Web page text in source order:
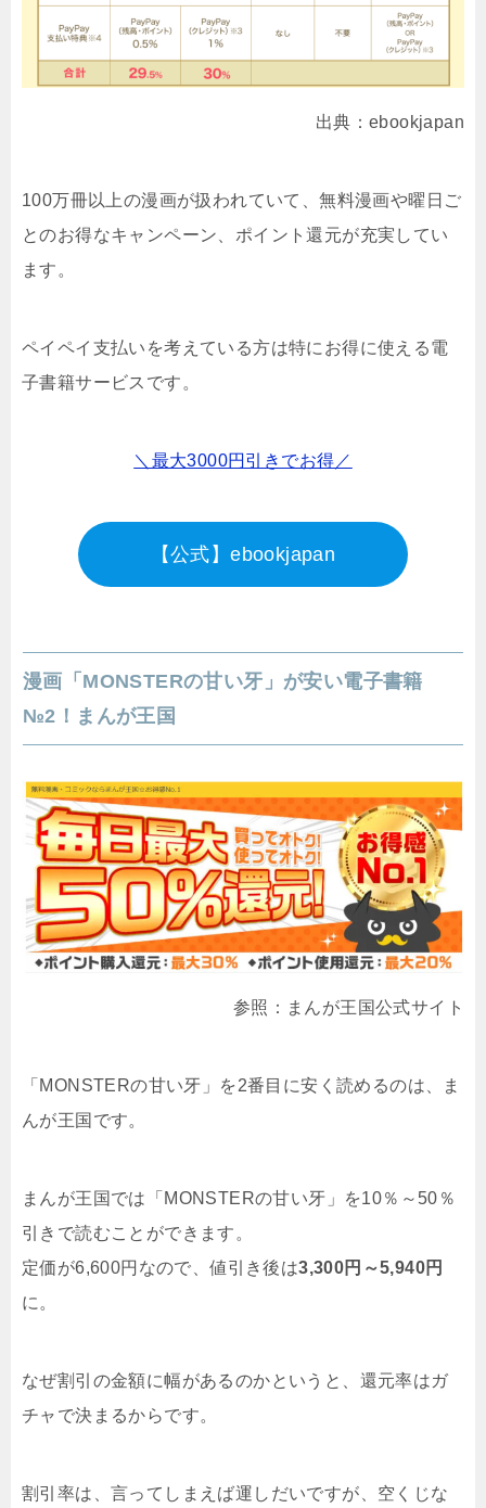
出典：ebookjapan
100万冊以上の漫画が扱われていて、無料漫画や曜日ご
とのお得なキャンペーン、ポイント還元が充実してい
ます。
ペイペイ支払いを考えている方は特にお得に使える電
子書籍サービスです。
＼最大3000円引きでお得／
【公式】ebookjapan
漫画「MONSTERの甘い牙」が安い電子書籍
№2！まんが王国
参照：まんが王国公式サイト
「MONSTERの甘い牙」を2番目に安く読めるのは、ま
んが王国です。
まんが王国では「MONSTERの甘い牙」を10％～50％
引きで読むことができます。
定価が6,600円なので、値引き後は3,300円～5,940円
に。
なぜ割引の金額に幅があるのかというと、還元率はガ
チャで決まるからです。
割引率は、言ってしまえば運しだいですが、空くじな